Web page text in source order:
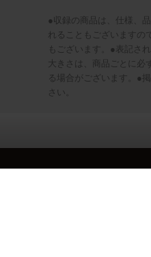
●収録の商品は、仕様、
れることもございますの
もございます。●表記さ
大きさは、商品ごとに
る場合がございます。●
さい。